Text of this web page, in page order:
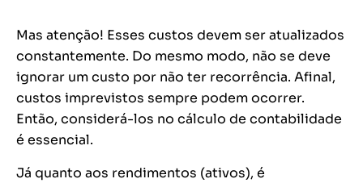
Mas atenção! Esses custos devem ser atualizados
constantemente. Do mesmo modo, não se deve
ignorar um custo por não ter recorrência. Afinal,
custos imprevistos sempre podem ocorrer.
Então, considerá-los no cálculo de contabilidade
é essencial.
Já quanto aos rendimentos (ativos), é